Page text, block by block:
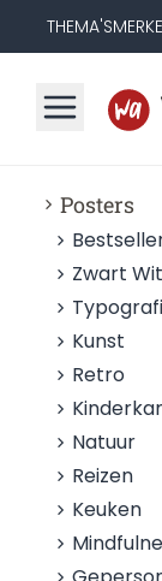
THEMA'S
Posters
Zwart Wit
Kunst
Retro
Natuur
Reizen
Keuken